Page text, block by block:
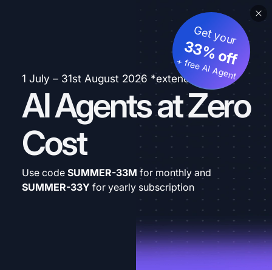
1 July – 31st August 2026 *extended
AI Agents at Zero
Cost
Get your
33% off
+ free AI Agent
Use code SUMMER-33M for monthly and
SUMMER-33Y for yearly subscription